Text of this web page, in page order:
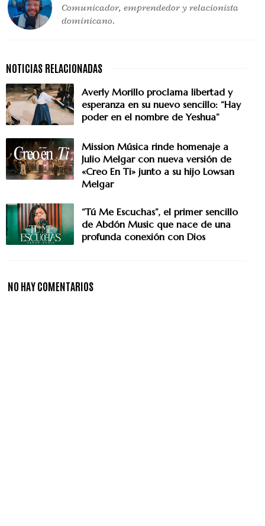
Comunicador, emprendedor y relacionista
dominicano.
Averly Morillo proclama libertad y
esperanza en su nuevo sencillo: “Hay
poder en el nombre de Yeshua”
Mission Música rinde homenaje a
Julio Melgar con nueva versión de
«Creo En Ti» junto a su hijo Lowsan
Melgar
“Tú Me Escuchas”, el primer sencillo
de Abdón Music que nace de una
profunda conexión con Dios
NO HAY COMENTARIOS